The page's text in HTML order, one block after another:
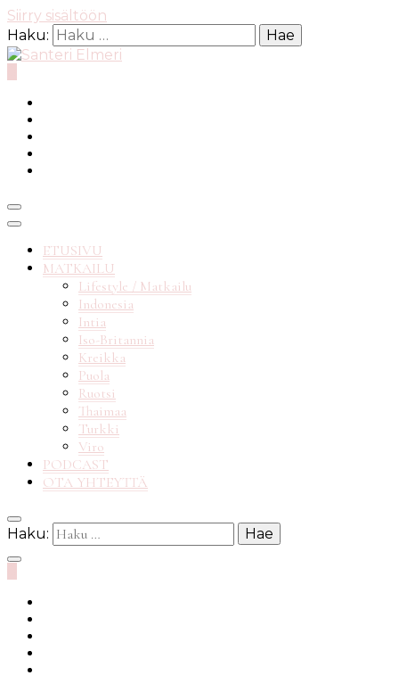
Siirry sisältöön
Haku:
Santeri
Elmeri
matkablogi reppureissau
ETUSIVU
MATKAILU
Lifestyle / Matkailu
Indonesia
Intia
Iso-Britannia
Kreikka
Puola
Ruotsi
Thaimaa
Turkki
Viro
PODCAST
OTA YHTEYTTÄ
Haku: